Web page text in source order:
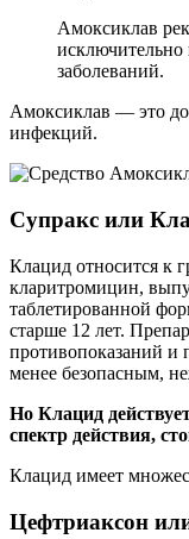
Амоксиклав
заболеваний.
Амоксиклав — это
инфекций.
Супракс или
Клацид относится к
кларитромицин,
таблетированной
старше 12 лет.
противопоказаний и
менее безопасным,
Но Клацид
спектр действия,
Клацид имеет
Цефтриаксон